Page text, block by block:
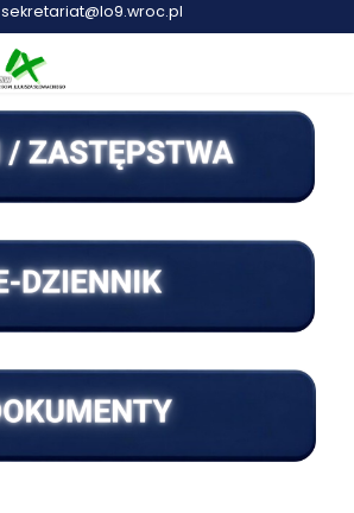
sekretariat@lo9.wroc.pl